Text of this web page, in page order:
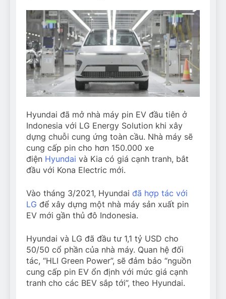
Hyundai đã mở nhà máy pin EV đầu tiên ở
Indonesia với LG Energy Solution khi xây
dựng chuỗi cung ứng toàn cầu. Nhà máy sẽ
cung cấp pin cho hơn 150.000 xe
điện Hyundai và Kia có giá cạnh tranh, bắt
đầu với Kona Electric mới.
Vào tháng 3/2021, Hyundai đã hợp tác với
LG để xây dựng một nhà máy sản xuất pin
EV mới gần thủ đô Indonesia.
Hyundai và LG đã đầu tư 1,1 tỷ USD cho
50/50 cổ phần của nhà máy. Quan hệ đối
tác, “HLI Green Power”, sẽ đảm bảo “nguồn
cung cấp pin EV ổn định với mức giá cạnh
tranh cho các BEV sắp tới”, theo Hyundai.